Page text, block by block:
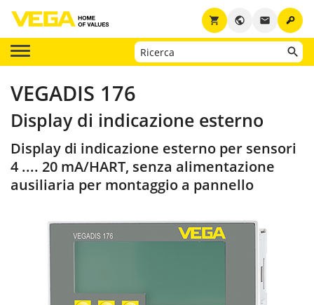
key
email
public
shopping_cart
VEGADIS 176
Display di indicazione esterno
Display di indicazione esterno per sensori
4 .... 20 mA/HART, senza alimentazione
ausiliaria per montaggio a pannello